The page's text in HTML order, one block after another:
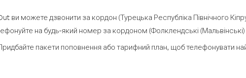
ви можете дзвонити за кордон (Турецька Республіка Північного
на будь-який номер за кордоном (Фолклендські
пакети поповнення або тарифний план, щоб телефонувати